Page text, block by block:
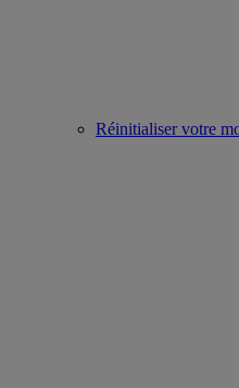
Réinitialiser votre